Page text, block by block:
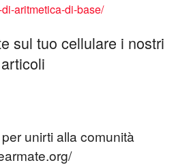
aritmetica-di-base/
sul tuo cellulare i nostri
articoli
unirti alla comunità